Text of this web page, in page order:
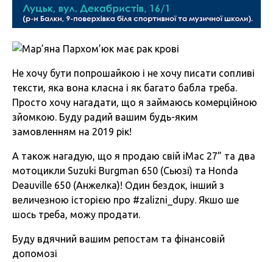
Не хочу бути попрошайкою і не хочу писати сопливі
тексти, яка вона класна і як багато бабла треба.
Просто хочу нагадати, що я займаюсь комерційною
зйомкою. Буду радий вашим будь-яким
замовленням на 2019 рік!
А також нагадую, що я продаю свій iMac 27” та два
мотоцикли Suzuki Burgman 650 (Сьюзі) та Honda
Deauville 650 (Анжелка)! Один бездок, інший з
величезною історією про #zalizni_dupy. Якшо ше
шось треба, можу продати.
Буду вдячний вашим репостам та фінансовій
допомозі